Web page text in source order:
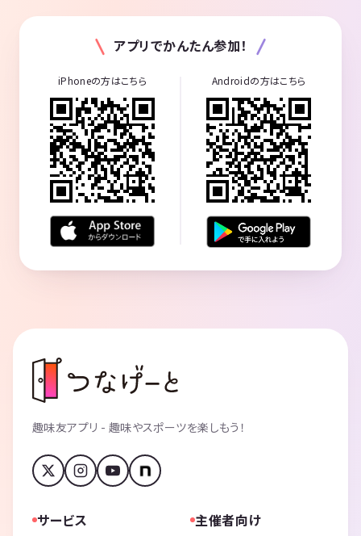
アプリでかんたん参加！
iPhoneの方はこちら Androidの方はこちら
趣味友アプリ - 趣味やスポーツを楽しもう！
サービス 主催者向け